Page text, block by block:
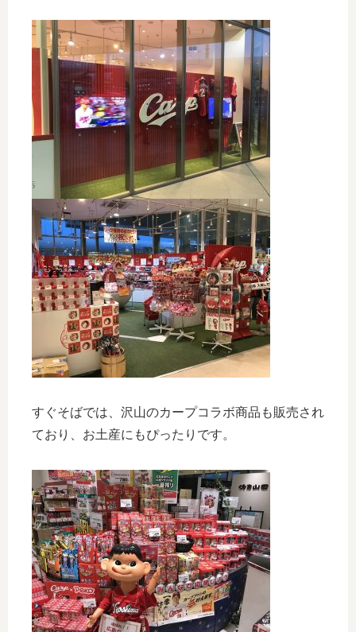
すぐそばでは、沢山のカープコラボ商品も販売され
ており、お土産にもぴったりです。